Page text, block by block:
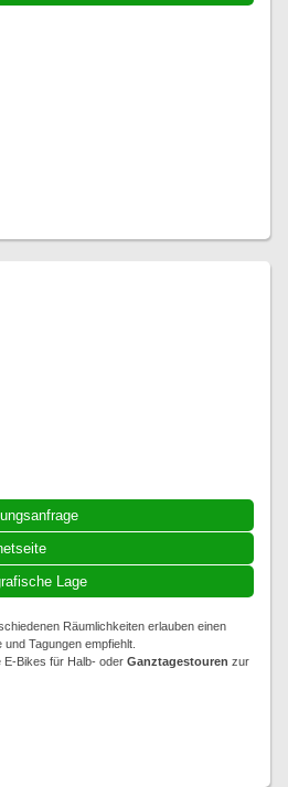
Lage
Räumlichkeiten erlauben einen
Tagungen empfiehlt.
E-Bikes für Halb- oder Ganztagestouren zur